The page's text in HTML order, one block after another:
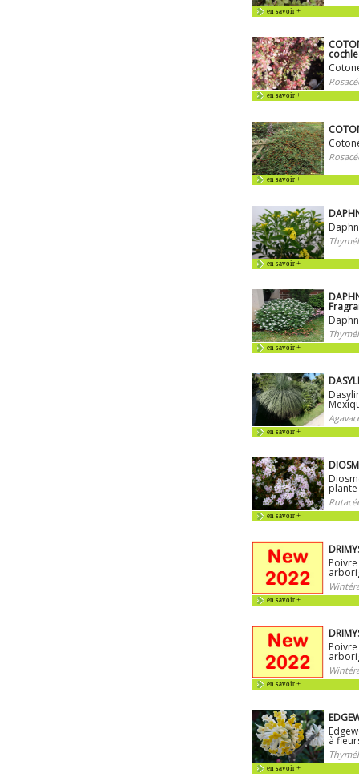
en savoir +
en savoir +
en savoir +
en savoir +
en savoir +
en savoir +
en savoir +
en savoir +
en savoir +
à
en savoir +